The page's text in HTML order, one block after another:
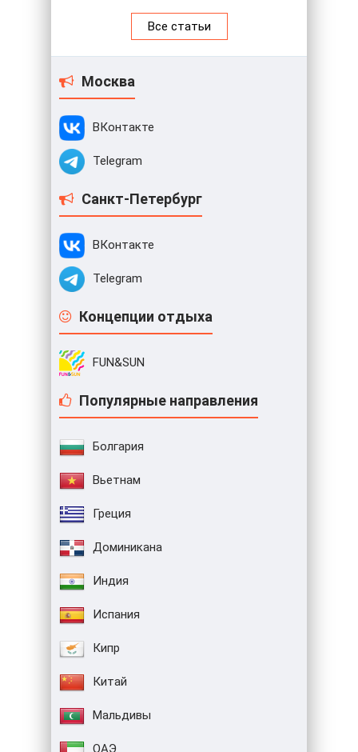
Все статьи
Москва
ВКонтакте
Telegram
Санкт-Петербург
ВКонтакте
Telegram
Концепции отдыха
FUN&SUN
Популярные направления
Болгария
Вьетнам
Греция
Доминикана
Индия
Испания
Кипр
Китай
Мальдивы
ОАЭ